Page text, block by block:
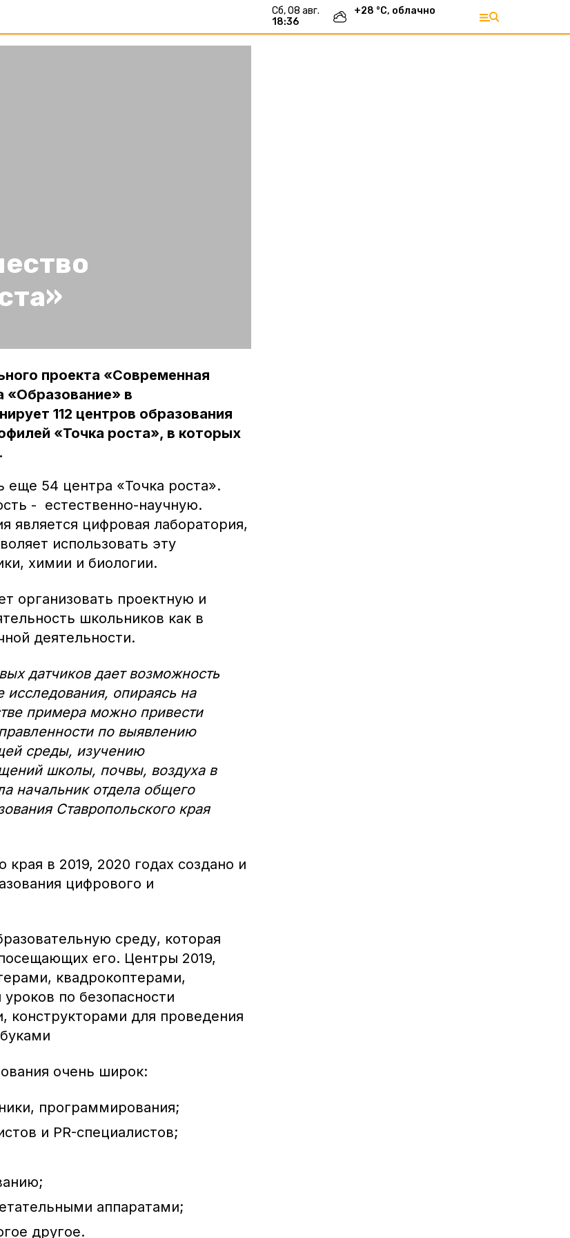
сб, 08 авг.
18:36
+28 °С, облачно
проекта «Современная
«Образование» в
112 центров образования
«Точка роста», в которых
еще 54 центра «Точка роста».
- естественно-научную.
является цифровая лаборатория,
использовать эту
химии и биологии.
организовать проектную и
школьников как в
деятельности.
датчиков дает возможность
опираясь на
примера можно привести
по выявлению
среды, изучению
школы, почвы, воздуха в
начальник отдела общего
Ставропольского края
в 2019, 2020 годах создано и
цифрового и
среду, которая
его. Центры 2019,
квадрокоптерами,
по безопасности
конструкторами для проведения
очень широк:
программирования;
и PR-специалистов;
аппаратами;
другое.